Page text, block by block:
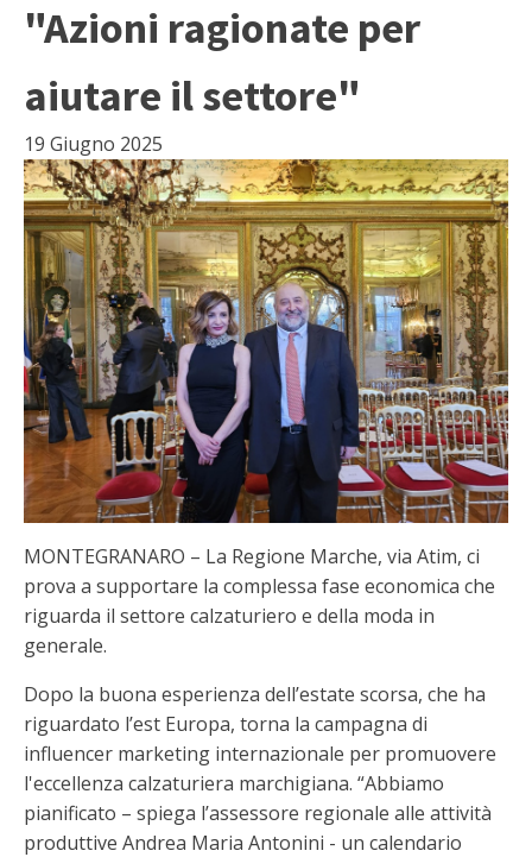
"Azioni ragionate per
aiutare il settore"
19 Giugno 2025
MONTEGRANARO – La Regione Marche, via Atim, ci
prova a supportare la complessa fase economica che
riguarda il settore calzaturiero e della moda in
generale.
Dopo la buona esperienza dell’estate scorsa, che ha
riguardato l’est Europa, torna la campagna di
influencer marketing internazionale per promuovere
l'eccellenza calzaturiera marchigiana. “Abbiamo
pianificato – spiega l’assessore regionale alle attività
produttive Andrea Maria Antonini - un calendario